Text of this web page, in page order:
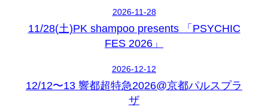
2026-11-28
11/28(土)PK shampoo presents 「PSYCHIC
FES 2026」
2026-12-12
12/12〜13 響都超特急2026@京都パルスプラ
ザ